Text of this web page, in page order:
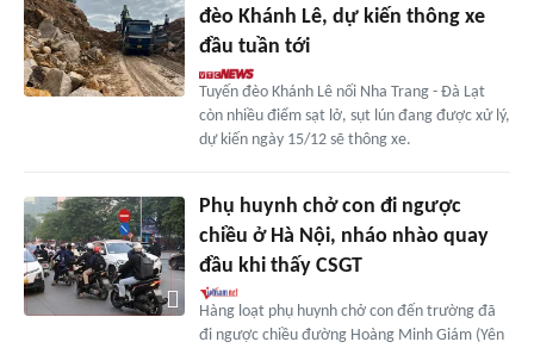
đèo Khánh Lê, dự kiến thông xe
đầu tuần tới
Tuyến đèo Khánh Lê nối Nha Trang - Đà Lạt
còn nhiều điểm sạt lở, sụt lún đang được xử lý,
dự kiến ngày 15/12 sẽ thông xe.
Phụ huynh chở con đi ngược
chiều ở Hà Nội, nháo nhào quay
đầu khi thấy CSGT
Hàng loạt phụ huynh chở con đến trường đã
đi ngược chiều đường Hoàng Minh Giám (Yên